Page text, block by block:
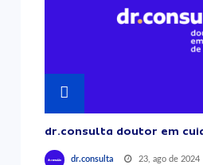
dr.consulta doutor em
dr.consulta 23, ago de 2024